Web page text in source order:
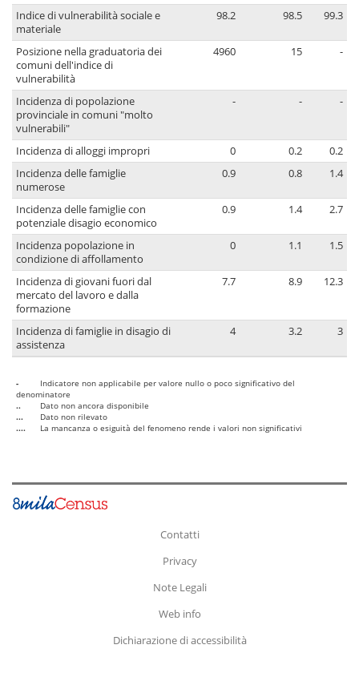
Indice di vulnerabilità sociale e
materiale
98.2 98.5 99.3
Posizione nella graduatoria dei
comuni dell'indice di
vulnerabilità
4960 15 -
Incidenza di popolazione
provinciale in comuni "molto
vulnerabili"
- - -
Incidenza di alloggi impropri 0 0.2
0.2
Incidenza delle famiglie
numerose
0.9 0.8 1.4
Incidenza delle famiglie con
potenziale disagio economico
0.9 1.4 2.7
Incidenza popolazione in
condizione di affollamento
0 1.1 1.5
Incidenza di giovani fuori dal
mercato del lavoro e dalla
formazione
7.7 8.9 12.3
Incidenza di famiglie in disagio di
assistenza
4 3.2 3
-
Indicatore non applicabile per valore nullo o poco significativo del
denominatore
..
Dato non ancora disponibile
...
Dato non rilevato
....
La mancanza o esiguità del fenomeno rende i valori non significativi
Contatti
Privacy
Note Legali
Web info
Dichiarazione di accessibilità